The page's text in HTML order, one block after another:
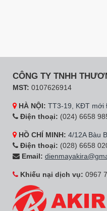
Máy Lọc Nước RO
Panasonic TK-CA812M-
VN – Malaysia
8.990.000đ